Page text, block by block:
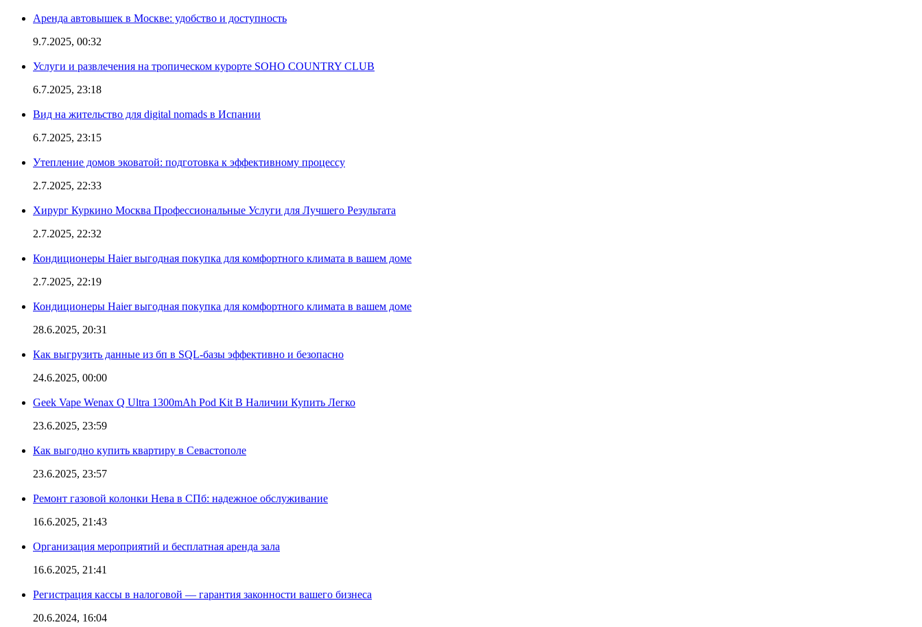
Аренда автовышек в Москве: удобство и доступность
9.7.2025, 00:32
Услуги и развлечения на тропическом курорте SOHO COUNTRY CLUB
6.7.2025, 23:18
Вид на жительство для digital nomads в Испании
6.7.2025, 23:15
Утепление домов эковатой: подготовка к эффективному процессу
2.7.2025, 22:33
Хирург Куркино Москва Профессиональные Услуги для Лучшего Результата
2.7.2025, 22:32
Кондиционеры Haier выгодная покупка для комфортного климата в вашем доме
2.7.2025, 22:19
Кондиционеры Haier выгодная покупка для комфортного климата в вашем доме
28.6.2025, 20:31
Как выгрузить данные из бп в SQL-базы эффективно и безопасно
24.6.2025, 00:00
Geek Vape Wenax Q Ultra 1300mAh Pod Kit В Наличии Купить Легко
23.6.2025, 23:59
Как выгодно купить квартиру в Севастополе
23.6.2025, 23:57
Ремонт газовой колонки Нева в СПб: надежное обслуживание
16.6.2025, 21:43
Организация мероприятий и бесплатная аренда зала
16.6.2025, 21:41
Регистрация кассы в налоговой — гарантия законности вашего бизнеса
20.6.2024, 16:04